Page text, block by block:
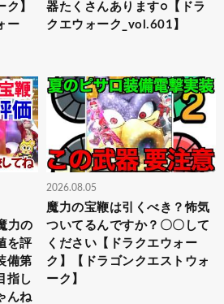
】
ー
器たくさんあります○【ドラ
クエウォーク_vol.601】
力の
を評
備第
指し
んね
2026.08.05
魔力の宝鞭は引くべき？怖気
ついてるんですか？〇〇して
ください【ドラクエウォー
ク】【ドラゴンクエストウォ
ーク】